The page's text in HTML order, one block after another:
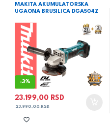
MAKITA AKUMULATORSKA
UGAONA BRUSILICA DGA504Z
-3%
23.199,00 RSD
23.990,00RSD